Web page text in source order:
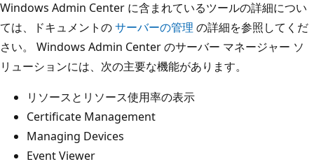
Windows Admin Center に含まれているツールの詳細につい
ては、ドキュメントのサーバーの管理 の詳細を参照してくだ
さい。 Windows Admin Center のサーバー マネージャー ソ
リューションには、次の主要な機能があります。
リソースとリソース使用率の表示
Certificate Management
Managing Devices
Event Viewer